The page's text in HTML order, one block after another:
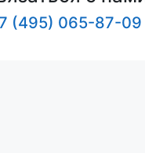
(495) 065-87-09